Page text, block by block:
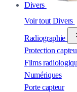
Divers
Voir tout Divers
Radiographie
Protection
Films
Numériques
Porte capteur